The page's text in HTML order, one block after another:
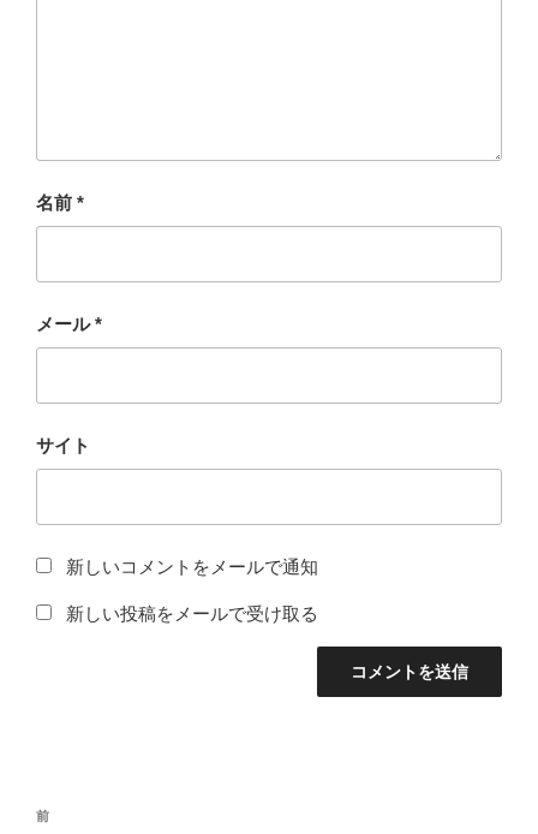
名前 *
メール*
サイト
新しいコメントをメールで通知
新しい投稿をメールで受け取る
投
前
前